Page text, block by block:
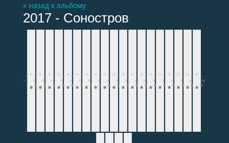
« назад к альбому
2017 - Соностров